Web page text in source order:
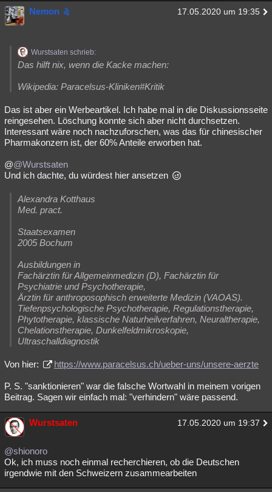
Nemon 17.05.2020 um 19:35
Wurstsaten schrieb:
Das hilft nix, wenn die Kacke machen:
Wikipedia: Paracelsus-Kliniken#Kritik
Das ist aber ein Werbeartikel. Ich habe mal in die Diskussionsseite
reingesehen. Löschung konnte sich aber nicht durchsetzen.
Interessant wäre noch nachzuforschen, was das für chinesischer
Pharmakonzern ist, der 60% Anteile erworben hat.
@@Wurstsaten
Und ich dachte, du würdest hier ansetzen
Alexandra Kotthaus
Med. pract.
Staatsexamen
2005 Bochum
Ausbildungen in
Fachärztin für Allgemeinmedizin (D), Fachärztin für
Psychiatrie und Psychotherapie,
Ärztin für anthroposophisch erweiterte Medizin (VAOAS).
Tiefenpsychologische Psychotherapie, Regulationstherapie,
Phytotherapie, klassische Naturheilverfahren, Neuraltherapie,
Chelationstherapie, Dunkelfeldmikroskopie,
Ultraschalldiagnostik
Von hier: https://www.paracelsus.ch/ueber-uns/unsere-aerzte
P. S. "sanktionieren" war die falsche Wortwahl in meinem vorigen
Beitrag. Sagen wir einfach mal: "verhindern" wäre passend.
Wurstsaten 17.05.2020 um 19:37
@shionoro
Ok, ich muss noch einmal recherchieren, ob die Deutschen
irgendwie mit den Schweizern zusammearbeiten